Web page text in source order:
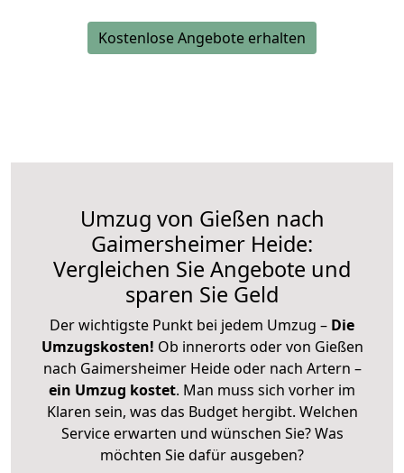
Kostenlose Angebote erhalten
Umzug von Gießen nach
Gaimersheimer Heide:
Vergleichen Sie Angebote und
sparen Sie Geld
Der wichtigste Punkt bei jedem Umzug – Die
Umzugskosten! Ob innerorts oder von Gießen
nach Gaimersheimer Heide oder nach Artern –
ein Umzug kostet. Man muss sich vorher im
Klaren sein, was das Budget hergibt. Welchen
Service erwarten und wünschen Sie? Was
möchten Sie dafür ausgeben?